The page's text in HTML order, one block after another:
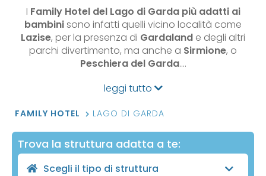
I Family Hotel del Lago di Garda più adatti ai
bambinisono infatti quelli vicino località come
Lazise, per la presenza di Gardaland e degli altri
parchi divertimento, ma anche a Sirmione, o
Peschiera del Garda.…
leggi tutto
FAMILY HOTEL LAGO DI GARDA
Trova la struttura adatta a te:
Scegli il tipo di struttura